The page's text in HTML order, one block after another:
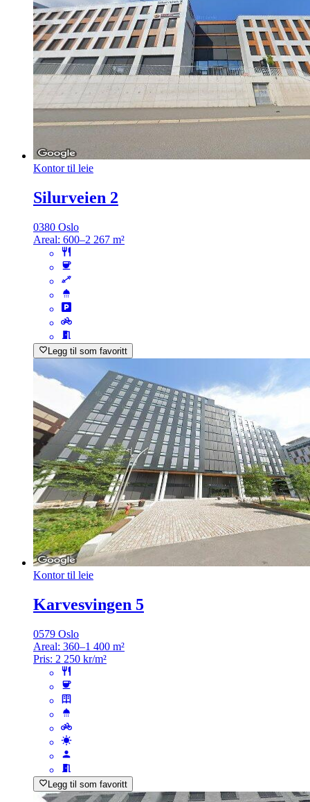
Kontor til leie
Silurveien 2
0380 Oslo
Areal: 600–2 267 m²
Legg til som favoritt
Kontor til leie
Karvesvingen 5
0579 Oslo
Areal: 360–1 400 m²
Pris: 2 250 kr/m²
Legg til som favoritt